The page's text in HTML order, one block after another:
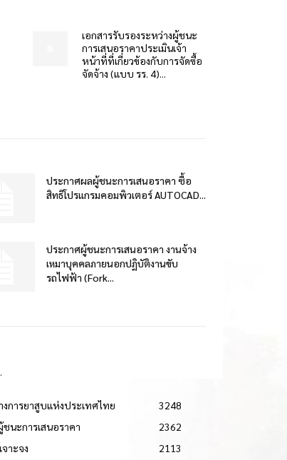
เอกสารรับรองระหว่างผู้ชนะ
การเสนอราคาประเมินเจ้า
หน้าที่ที่เกี่ยวข้องกับการจัดซื้อ
จัดจ้าง (แบบ รร. 4)...
ประกาศผลผู้ชนะการเสนอราคา ซื้อ
สิทธิโปรแกรมคอมพิวเตอร์ AUTOCAD...
ประกาศผู้ชนะการเสนอราคา งานจ้าง
เหมาบุคคลภายนอกปฏิบัติงานขับ
รถไฟฟ้า (Fork...
การยาสูบแห่งประเทศไทย
3248
นะการเสนอราคา
2362
จาะจง
2113